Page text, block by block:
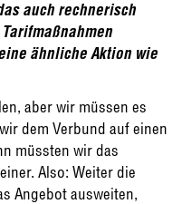
auch rechnerisch
ähnliche Aktion wie
aber wir müssen es
dem Verbund auf einen
müssten wir das
Also: Weiter die
Angebot ausweiten,